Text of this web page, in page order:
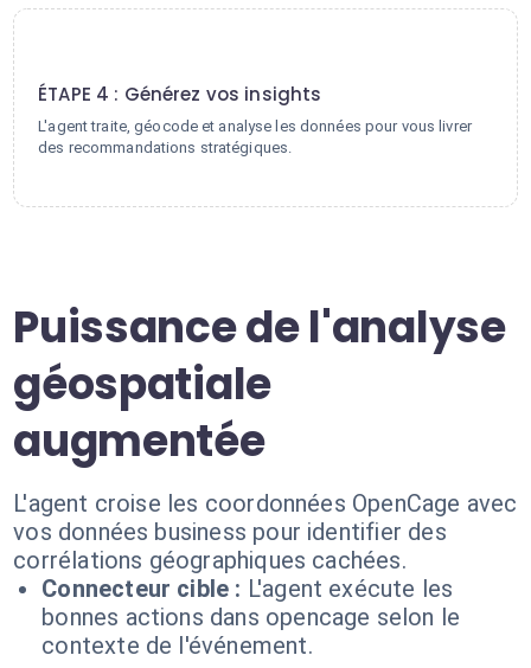
ÉTAPE 4 : Générez vos insights
L'agent traite, géocode et analyse les données pour vous livrer
des recommandations stratégiques.
Puissance de l'analyse
géospatiale
augmentée
L'agent croise les coordonnées OpenCage avec
vos données business pour identifier des
corrélations géographiques cachées.
Connecteur cible : L'agent exécute les
bonnes actions dans opencage selon le
contexte de l'événement.